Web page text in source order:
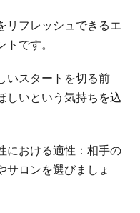
リフレッシュできるエ
です。
いスタートを切る前
しいという気持ちを込
における適性：相手の
サロンを選びましょ